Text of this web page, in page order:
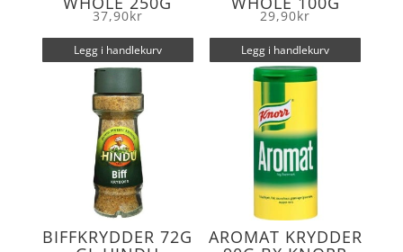
37,90kr
Legg i handlekurv
29,90kr
Legg i handlekurv
BIFFKRYDDER 72G AROMAT KRYDDER